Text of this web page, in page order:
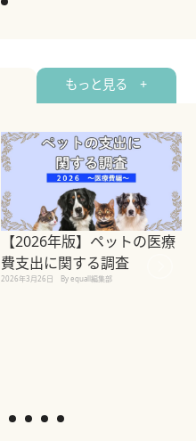
もっと見る +
【2026年版】ペットの医療
費支出に関する調査
2026年3月26日 By equall編集部